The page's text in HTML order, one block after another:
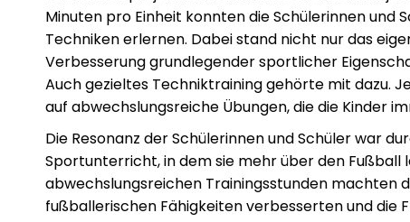
Minuten pro Einheit konnten die Schülerinnen und
Techniken erlernen. Dabei stand nicht nur das
Verbesserung grundlegender sportlicher
Auch gezieltes Techniktraining gehörte mit dazu.
auf abwechslungsreiche Übungen, die die Kinder
Die Resonanz der Schülerinnen und Schüler war
Sportunterricht, in dem sie mehr über den
abwechslungsreichen Trainingsstunden machten
fußballerischen Fähigkeiten verbesserten und die